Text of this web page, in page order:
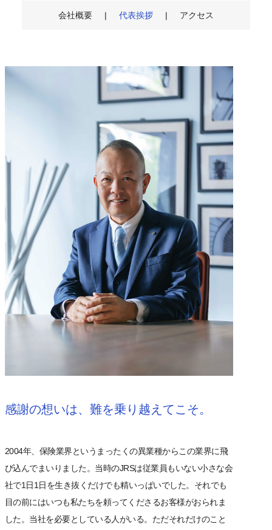
会社概要 代表挨拶 アクセス
感謝の想いは、難を乗り越えてこそ。
2004年、保険業界というまったくの異業種からこの業界に飛
び込んでまいりました。当時のJRSは従業員もいない小さな会
社で1日1日を生き抜くだけでも精いっぱいでした。それでも
目の前にはいつも私たちを頼ってくださるお客様がおられま
した。当社を必要としている人がいる。ただそれだけのこと